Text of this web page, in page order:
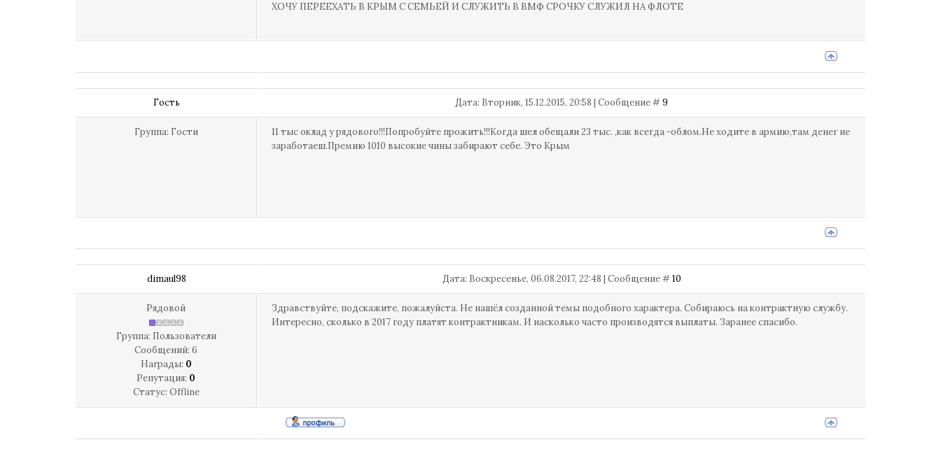
ХОЧУ ПЕРЕЕХАТЬ В КРЫМ С СЕМЬЕЙ И СЛУЖИТЬ В ВМФ СРОЧКУ СЛУЖИЛ НА ФЛОТЕ
Гость Дата: Вторник, 15.12.2015, 20:58 | Сообщение #9
Группа: Гости
11 тыс оклад у рядового!!!Попробуйте прожить!!!Когда шел обещали 23 тыс. ,как всегда -облом.Не ходите в армию,там денег не
заработаеш.Премию 1010 высокие чины забирают себе. Это Крым
dimaul98 Дата: Воскресенье, 06.08.2017, 22:48 | Сообщение #10
Рядовой
Группа: Пользователи
Сообщений: 6
Награды: 0
Репутация: 0
Статус: Offline
Здравствуйте, подскажите, пожалуйста. Не нашёл созданной темы подобного характера. Собираюсь на контрактную службу.
Интересно, сколько в 2017 году платят контрактникам. И насколько часто производятся выплаты. Заранее спасибо.